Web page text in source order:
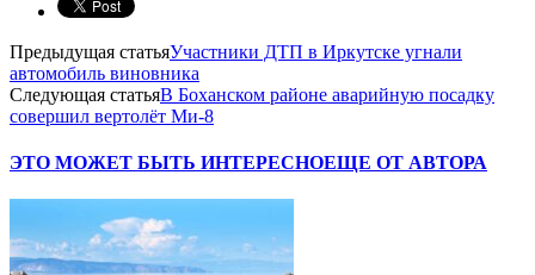
Предыдущая статьяУчастники ДТП в Иркутске угнали
автомобиль виновника
Следующая статьяВ Боханском районе аварийную посадку
совершил вертолёт Ми-8
ЭТО МОЖЕТ БЫТЬ ИНТЕРЕСНОЕЩЕ ОТ АВТОРА